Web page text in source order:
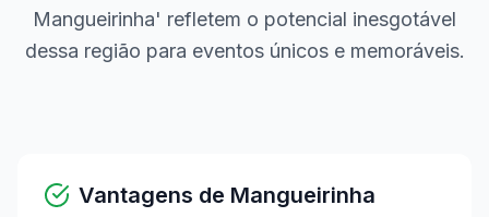
Mangueirinha' refletem o potencial inesgotável
dessa região para eventos únicos e memoráveis.
Vantagens de Mangueirinha